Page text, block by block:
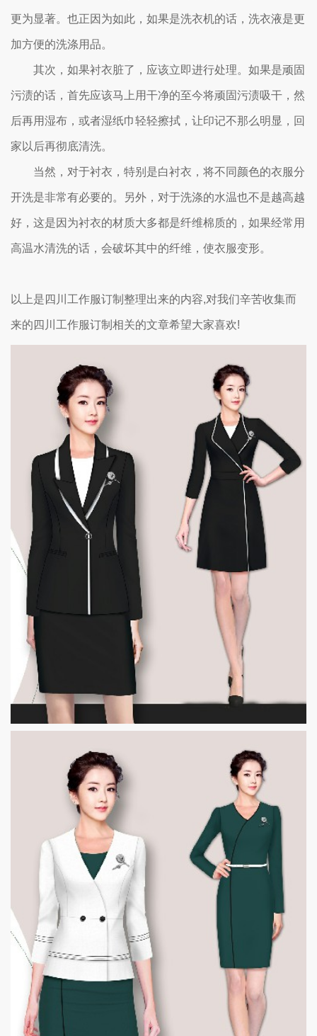
更为显著。也正因为如此，如果是洗衣机的话，洗衣液是更
加方便的洗涤用品。
其次，如果衬衣脏了，应该立即进行处理。如果是顽固
污渍的话，首先应该马上用干净的至今将顽固污渍吸干，然
后再用湿布，或者湿纸巾轻轻擦拭，让印记不那么明显，回
家以后再彻底清洗。
当然，对于衬衣，特别是白衬衣，将不同颜色的衣服分
开洗是非常有必要的。另外，对于洗涤的水温也不是越高越
好，这是因为衬衣的材质大多都是纤维棉质的，如果经常用
高温水清洗的话，会破坏其中的纤维，使衣服变形。
以上是四川工作服订制整理出来的内容,对我们辛苦收集而
来的四川工作服订制相关的文章希望大家喜欢!